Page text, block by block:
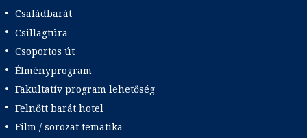
Családbarát
Csillagtúra
Csoportos út
Élményprogram
Fakultatív program lehetőség
Felnőtt barát hotel
Film / sorozat tematika